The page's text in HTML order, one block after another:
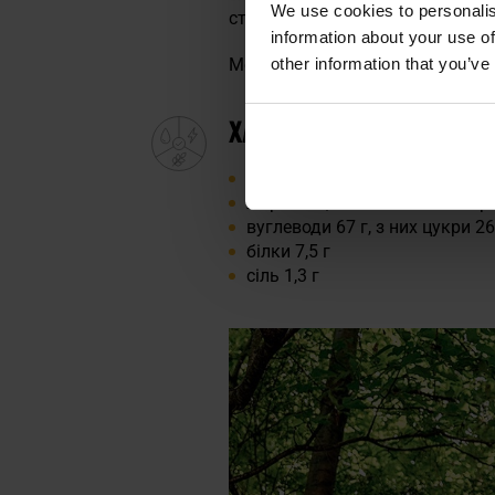
We use cookies to
information about your use
other information that
стабілізатор: інвертаза,
Може містити сліди: яєць,
ХАРЧОВА ЦІННІСТЬ
енергетична цінність 1840
жири 15 г, з них насичені
вуглеводи 67 г, з них цукри
білки 7,5 г
сіль 1,3 г